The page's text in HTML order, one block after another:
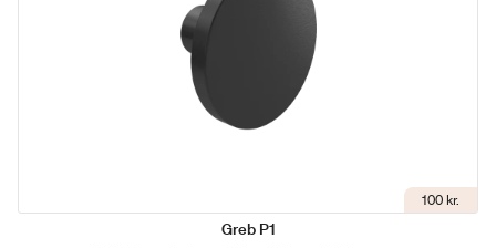
100 kr.
Greb P1